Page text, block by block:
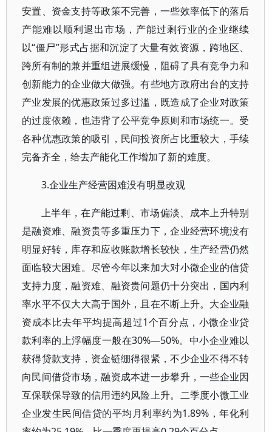
安置、资金支持等政策不完善，一些效率低下的落后
产能难以顺利退出市场，产能过剩行业的企业继续
以“僵尸”形式占据和沉淀了大量有效资源，跨地区、
跨所有制的兼并重组进展缓慢，阻碍了具有竞争力和
创新能力的企业做大做强。有些地方政府出台的支持
产业发展的优惠政策过多过滥，既造成了企业对政策
的过度依赖，也违背了公平竞争原则和市场统一。受
各种优惠政策的吸引，民间投资所占比重较大，手续
完备齐全，给去产能化工作增加了新的难度。
3.企业生产经营困难没有明显改观
上半年，在产能过剩、市场偏淡、成本上升特别
是融资难、融资贵等多重压力下，企业经营环境没有
明显好转，库存和应收账款增长较快，生产经营仍然
面临较大困难。尽管今年以来加大对小微企业的信贷
支持力度，融资难、融资贵问题仍十分突出，国内利
率水平不仅大大高于国外，且在不断上升。大企业融
资成本比去年平均提高超过1个百分点，小微企业贷
款利率的上浮幅度一般在30%—50%。中小企业难以
获得贷款支持，资金链绷得很紧，不少企业不得不转
向民间借贷市场，融资成本进一步攀升，一些企业因
互保联保导致的信用违约风险上升。二季度小微工业
企业发生民间借贷的平均月利率约为1.89%，年化利